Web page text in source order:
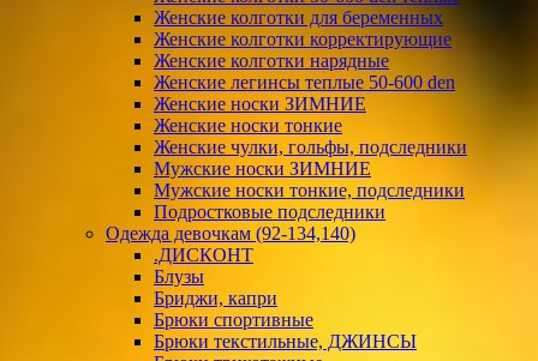
Женские колготки для беременных
Женские колготки корректирующие
Женские колготки нарядные
Женские легинсы теплые 50-600 den
Женские носки ЗИМНИЕ
Женские носки тонкие
Женские чулки, гольфы, подследники
Мужские носки ЗИМНИЕ
Мужские носки тонкие, подследники
Подростковые подследники
Одежда девочкам (92-134,140)
.ДИСКОНТ
Блузы
Бриджи, капри
Брюки спортивные
Брюки текстильные, ДЖИНСЫ